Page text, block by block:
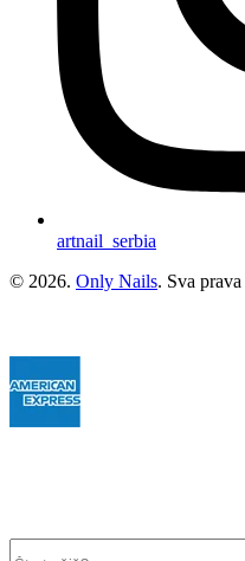
artnail_serbia
© 2026. Only Nails. Sva